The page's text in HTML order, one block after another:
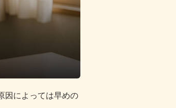
因によっては早めの